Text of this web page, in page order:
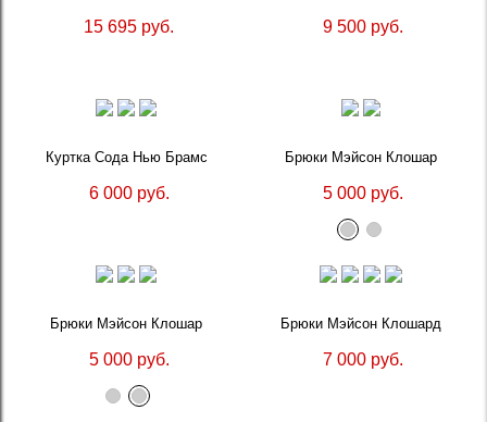
15 695 руб. 9 500 руб.
Куртка Сода Нью Брамс
6 000 руб.
Брюки Мэйсон Клошар
5 000 руб.
Брюки Мэйсон Клошар
5 000 руб.
Брюки Мэйсон Клошард
7 000 руб.